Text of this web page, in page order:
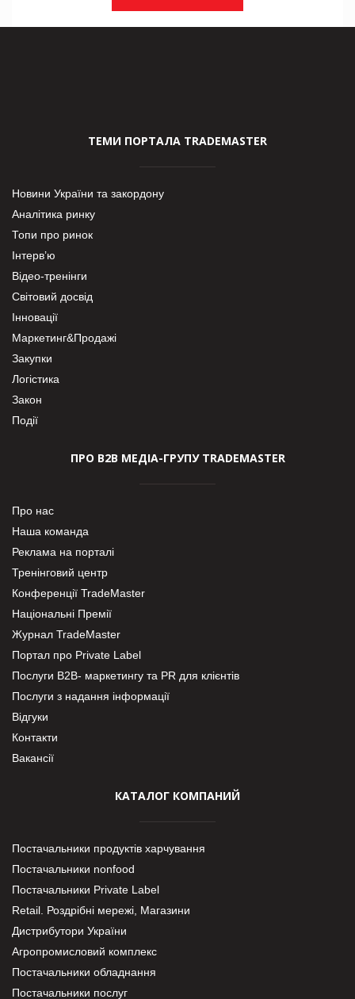
ТЕМИ ПОРТАЛА TRADEMASTER
Новини України та закордону
Аналітика ринку
Топи про ринок
Інтерв’ю
Відео-тренінги
Світовий досвід
Інновації
Маркетинг&Продажі
Закупки
Логістика
Закон
Події
ПРО В2В МЕДІА-ГРУПУ TRADEMASTER
Про нас
Наша команда
Реклама на порталі
Тренінговий центр
Конференції TradeMaster
Національні Премії
Журнал TradeMaster
Портал про Private Label
Послуги В2В- маркетингу та PR для клієнтів
Послуги з надання інформації
Відгуки
Контакти
Вакансії
КАТАЛОГ КОМПАНИЙ
Постачальники продуктів харчування
Постачальники nonfood
Постачальники Private Label
Retail. Роздрібні мережі, Магазини
Дистрибутори України
Агропромисловий комплекс
Постачальники обладнання
Постачальники послуг